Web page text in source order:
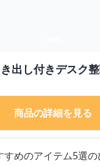
出し付きデスク
商品の詳細を見る
すめのアイテム5選